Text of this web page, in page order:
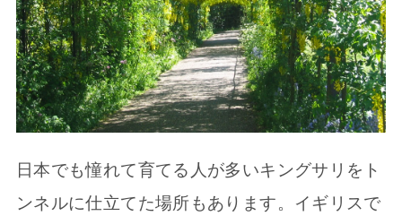
日本でも憧れて育てる人が多いキングサリをト
ンネルに仕立てた場所もあります。イギリスで